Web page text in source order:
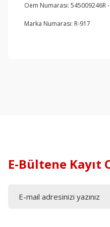
Oem Numarası: 545009246R
Marka Numarası: R-917
E-Bültene Kayıt